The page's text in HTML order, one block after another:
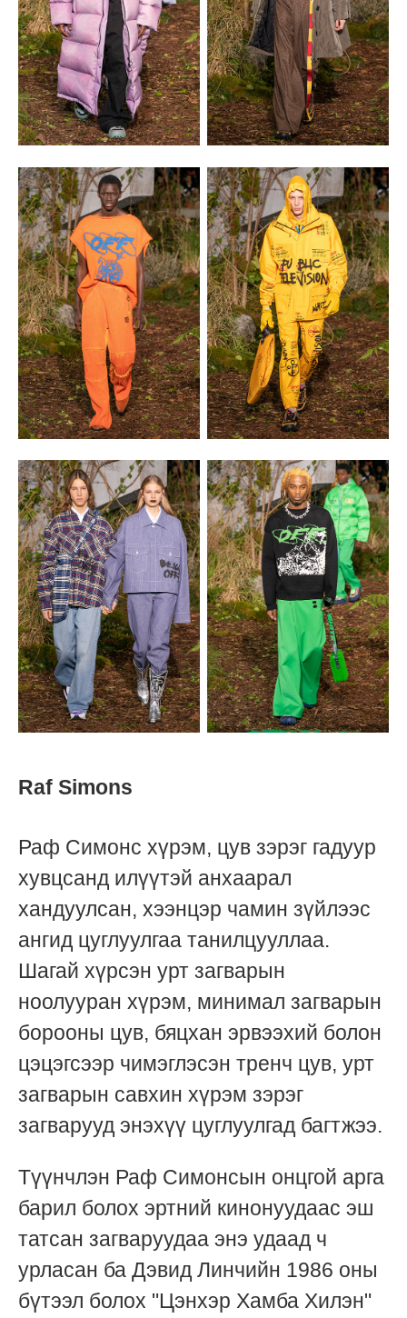
Raf Simons
Раф Симонс хүрэм, цув зэрэг гадуур
хувцсанд илүүтэй анхаарал
хандуулсан, хээнцэр чамин зүйлээс
ангид цуглуулгаа танилцууллаа.
Шагай хүрсэн урт загварын
ноолууран хүрэм, минимал загварын
борооны цув, бяцхан эрвээхий болон
цэцэгсээр чимэглэсэн тренч цув, урт
загварын савхин хүрэм зэрэг
загварууд энэхүү цуглуулгад багтжээ.
Түүнчлэн Раф Симонсын онцгой арга
барил болох эртний кинонуудаас эш
татсан загваруудаа энэ удаад ч
урласан ба Дэвид Линчийн 1986 оны
бүтээл болох "Цэнхэр Хамба Хилэн"